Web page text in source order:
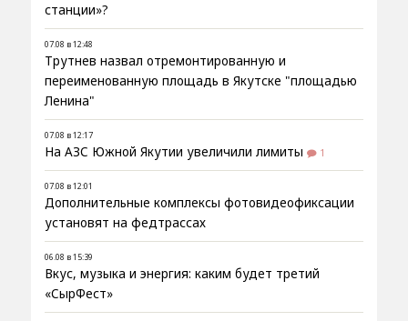
станции»?
07.08 в 12:48
Трутнев назвал отремонтированную и
переименованную площадь в Якутске "площадью
Ленина"
07.08 в 12:17
На АЗС Южной Якутии увеличили лимиты 1
07.08 в 12:01
Дополнительные комплексы фотовидеофиксации
установят на федтрассах
06.08 в 15:39
Вкус, музыка и энергия: каким будет третий
«СырФест»